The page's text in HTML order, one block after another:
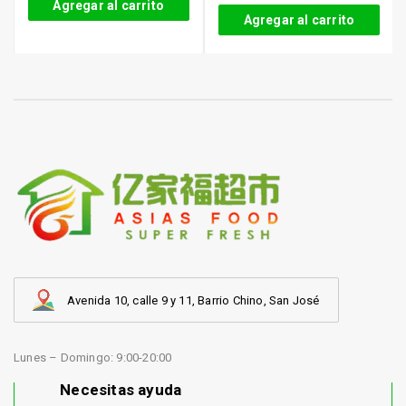
Agregar al carrito
Agregar al carrito
Avenida 10, calle 9 y 11, Barrio Chino, San José
Lunes – Domingo: 9:00-20:00
Necesitas ayuda